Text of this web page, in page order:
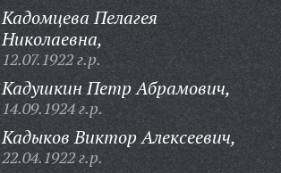
Кадомцева Пелагея
Николаевна,
12.07.1922 г.р.
Кадушкин Петр Абрамович,
14.09.1924 г.р.
Кадыков Виктор Алексеевич,
22.04.1922 г.р.